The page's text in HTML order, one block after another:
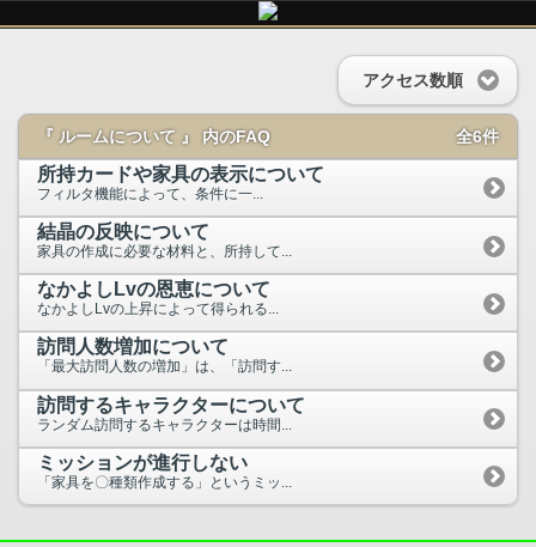
アクセス数順
『 ルームについて 』 内のFAQ 全6件
所持カードや家具の表示について
フィルタ機能によって、条件に一...
結晶の反映について
家具の作成に必要な材料と、所持して...
なかよしLvの恩恵について
なかよしLvの上昇によって得られる...
訪問人数増加について
「最大訪問人数の増加」は、「訪問す...
訪問するキャラクターについて
ランダム訪問するキャラクターは時間...
ミッションが進行しない
「家具を〇種類作成する」というミッ...